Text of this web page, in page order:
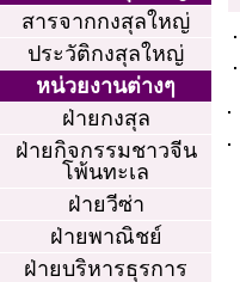
สารจากกงสุลใหญ่
ประวัติกงสุลใหญ่
หน่วยงานต่างๆ
ฝ่ายกงสุล
ฝ่ายกิจกรรมชาวจีน
โพ้นทะเล
ฝ่ายวีซ่า
ฝ่ายพาณิชย์
ฝ่ายบริหารธุรการ